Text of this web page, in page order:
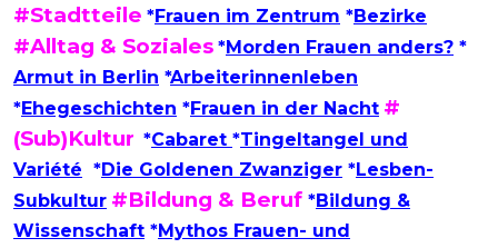
#Stadtteile *Frauen im Zentrum *Bezirke
#Alltag & Soziales *Morden Frauen anders? *
Armut in Berlin *Arbeiterinnenleben
*Ehegeschichten *Frauen in der Nacht #
(Sub)Kultur *Cabaret *Tingeltangel und
Variété *Die Goldenen Zwanziger *Lesben-
Subkultur #Bildung & Beruf *Bildung &
Wissenschaft *Mythos Frauen- und